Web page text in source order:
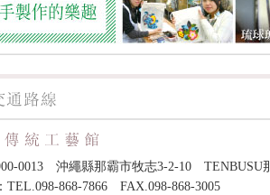
0013 沖繩縣那霸市牧志3-2-10 TENBUSU
TEL.098-868-7866 FAX.098-868-3005